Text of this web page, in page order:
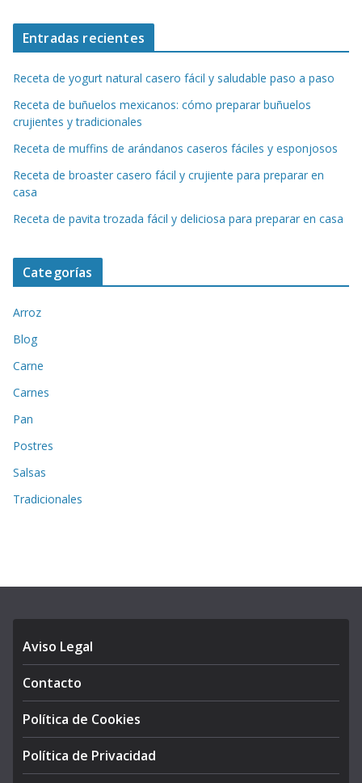
Entradas recientes
Receta de yogurt natural casero fácil y saludable paso a paso
Receta de buñuelos mexicanos: cómo preparar buñuelos
crujientes y tradicionales
Receta de muffins de arándanos caseros fáciles y esponjosos
Receta de broaster casero fácil y crujiente para preparar en
casa
Receta de pavita trozada fácil y deliciosa para preparar en casa
Categorías
Arroz
Blog
Carne
Carnes
Pan
Postres
Salsas
Tradicionales
Aviso Legal
Contacto
Política de Cookies
Política de Privacidad